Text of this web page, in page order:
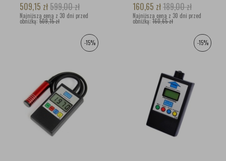
509,15 zł599,00zł
Najniższa cena z 30 dni przed
obniżką: 509,15 zł
160,65 zł189,00zł
Najniższa cena z 30 dni przed
obniżką: 160,65 zł
-15% -15%